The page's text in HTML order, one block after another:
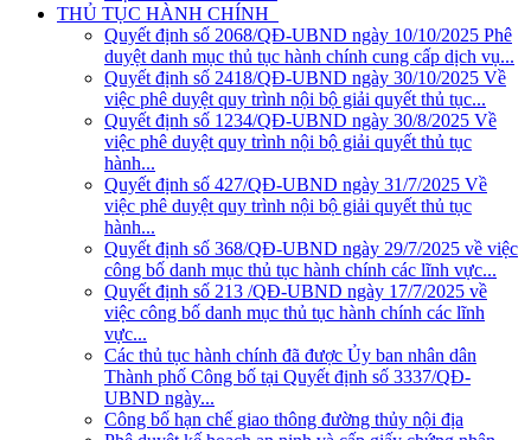
THỦ TỤC HÀNH CHÍNH
Quyết định số 2068/QĐ-UBND ngày 10/10/2025 Phê
duyệt danh mục thủ tục hành chính cung cấp dịch vụ...
Quyết định số 2418/QĐ-UBND ngày 30/10/2025 Về
việc phê duyệt quy trình nội bộ giải quyết thủ tục...
Quyết định số 1234/QĐ-UBND ngày 30/8/2025 Về
việc phê duyệt quy trình nội bộ giải quyết thủ tục
hành...
Quyết định số 427/QĐ-UBND ngày 31/7/2025 Về
việc phê duyệt quy trình nội bộ giải quyết thủ tục
hành...
Quyết định số 368/QĐ-UBND ngày 29/7/2025 về việc
công bố danh mục thủ tục hành chính các lĩnh vực...
Quyết định số 213 /QĐ-UBND ngày 17/7/2025 về
việc công bố danh mục thủ tục hành chính các lĩnh
vực...
Các thủ tục hành chính đã được Ủy ban nhân dân
Thành phố Công bố tại Quyết định số 3337/QĐ-
UBND ngày...
Công bố hạn chế giao thông đường thủy nội địa